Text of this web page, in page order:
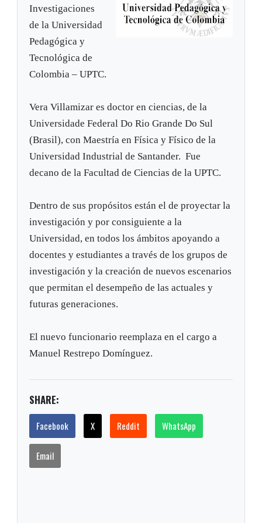
Investigaciones
de la Universidad
Pedagógica y
Tecnológica de
Colombia – UPTC.
Vera Villamizar es doctor en ciencias, de la
Universidade Federal Do Rio Grande Do Sul
(Brasil), con Maestría en Física y Físico de la
Universidad Industrial de Santander. Fue
decano de la Facultad de Ciencias de la UPTC.
Dentro de sus propósitos están el de proyectar la
investigación y por consiguiente a la
Universidad, en todos los ámbitos apoyando a
docentes y estudiantes a través de los grupos de
investigación y la creación de nuevos escenarios
que permitan el desempeño de las actuales y
futuras generaciones.
El nuevo funcionario reemplaza en el cargo a
Manuel Restrepo Domínguez.
SHARE:
Facebook X Reddit WhatsApp
Email